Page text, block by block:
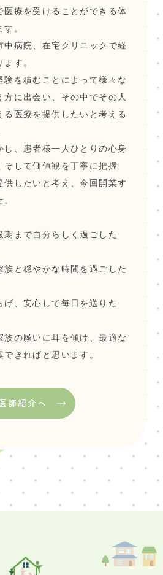
医療を受けることができる体
。
中病院、在宅クリニックで経
す。
験を積むことによって様々な
方に出会い、その中でその人
る医療を提供したいと考える
し、患者様一人ひとりの心身
そして価値観を丁寧に把握
供したいと考え、今回開業す
期まで自分らしく過ごした
族と穏やかな時間を過ごした
げ、安心して毎日を送りた
族の願いに耳を傾け、最適な
きればと思います。
医師紹介へ